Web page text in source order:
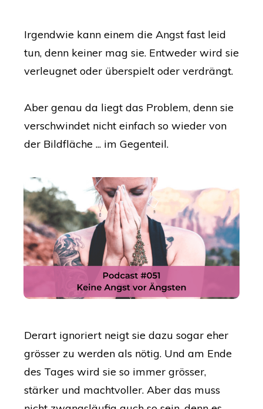
Irgendwie kann einem die Angst fast leid
tun, denn keiner mag sie. Entweder wird sie
verleugnet oder überspielt oder verdrängt.
Aber genau da liegt das Problem, denn sie
verschwindet nicht einfach so wieder von
der Bildfläche ... im Gegenteil.
Derart ignoriert neigt sie dazu sogar eher
grösser zu werden als nötig. Und am Ende
des Tages wird sie so immer grösser,
stärker und machtvoller. Aber das muss